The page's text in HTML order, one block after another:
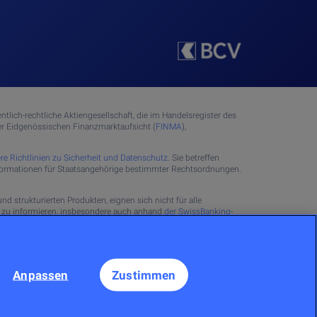
rechtliche Aktiengesellschaft, die im Handelsregister des
Eidgenössischen Finanzmarktaufsicht (FINMA),
Richtlinien zu Sicherheit und Datenschutz. Sie betreffen
für Staatsangehörige bestimmter Rechtsordnungen.
strukturierten Produkten, eignen sich nicht für alle
informieren, insbesondere auch anhand der SwissBanking-
Börsen die Daten auch in Echtzeit angegeben.
Anpassen Zustimmen